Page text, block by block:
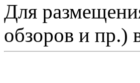
Для
обзоров и пр.)